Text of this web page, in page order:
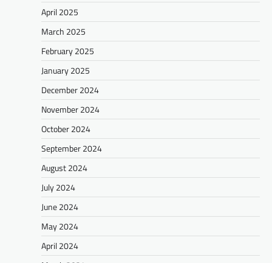
April 2025
March 2025
February 2025
January 2025
December 2024
November 2024
October 2024
September 2024
August 2024
July 2024
June 2024
May 2024
April 2024